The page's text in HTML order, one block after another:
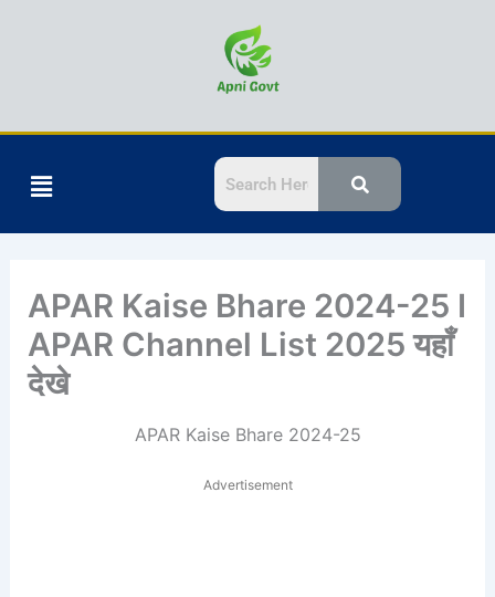
Menu
APAR Kaise Bhare 2024-25 I
APAR Channel List 2025 यहाँ
देखे
APAR Kaise Bhare 2024-25
Advertisement